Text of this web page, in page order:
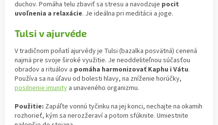
duchov. Pomáha telu zbaviť sa stresu a navodzuje pocit
uvoľnenia a relaxácie. Je ideálna pri meditácii a joge.
Tulsi v ajurvéde
V tradičnom poňatí ajurvédy je Tulsi (bazalka posvätná) cenená
najmä pre svoje široké využitie. Je neoddeliteľnou súčasťou
obradov a rituálov a pomáha harmonizovať Kaphu i Vátu.
Používa sa na úľavu od bolesti hlavy, na zníženie horúčky,
posilnenie imunity a unaveného organizmu.
Použitie: Zapáľte vonnú tyčinku na jej konci, nechajte na okamih
rozhorieť, kým sa nerozžeraví a potom sfúknite. Umiestnite